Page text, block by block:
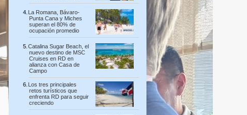
La Romana, Bávaro-
Punta Cana y Miches
superan el 80% de
ocupación promedio
Catalina Sugar Beach, el
nuevo destino de MSC
Cruises en RD en
alianza con Casa de
Campo
Los tres principales
retos turísticos que
enfrenta RD para seguir
creciendo